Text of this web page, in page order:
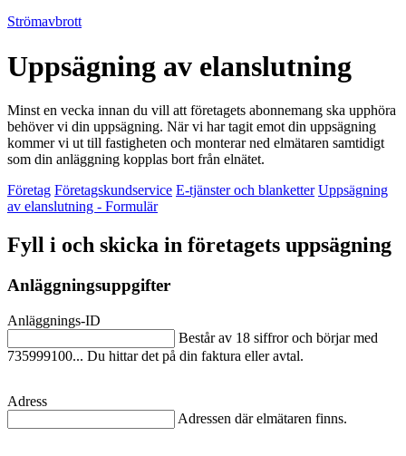
Strömavbrott
Uppsägning av elanslutning
Minst en vecka innan du vill att företagets abonnemang ska upphöra
behöver vi din uppsägning. När vi har tagit emot din uppsägning
kommer vi ut till fastigheten och monterar ned elmätaren samtidigt
som din anläggning kopplas bort från elnätet.
Företag Företagskundservice E-tjänster och blanketter Uppsägning
av elanslutning - Formulär
Fyll i och skicka in företagets uppsägning
Anläggningsuppgifter
Anläggnings-ID
Består av 18 siffror och börjar med
735999100... Du hittar det på din faktura eller avtal.
Adress
Adressen där elmätaren finns.